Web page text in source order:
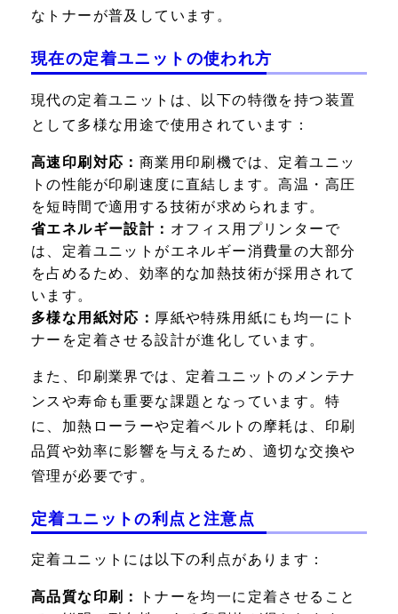
なトナーが普及しています。
現在の定着ユニットの使われ方
現代の定着ユニットは、以下の特徴を持つ装置
として多様な用途で使用されています：
高速印刷対応： 商業用印刷機では、定着ユニッ
トの性能が印刷速度に直結します。高温・高圧
を短時間で適用する技術が求められます。
省エネルギー設計： オフィス用プリンターで
は、定着ユニットがエネルギー消費量の大部分
を占めるため、効率的な加熱技術が採用されて
います。
多様な用紙対応： 厚紙や特殊用紙にも均一にト
ナーを定着させる設計が進化しています。
また、印刷業界では、定着ユニットのメンテナ
ンスや寿命も重要な課題となっています。特
に、加熱ローラーや定着ベルトの摩耗は、印刷
品質や効率に影響を与えるため、適切な交換や
管理が必要です。
定着ユニットの利点と注意点
定着ユニットには以下の利点があります：
高品質な印刷：
トナーを均一に定着させること